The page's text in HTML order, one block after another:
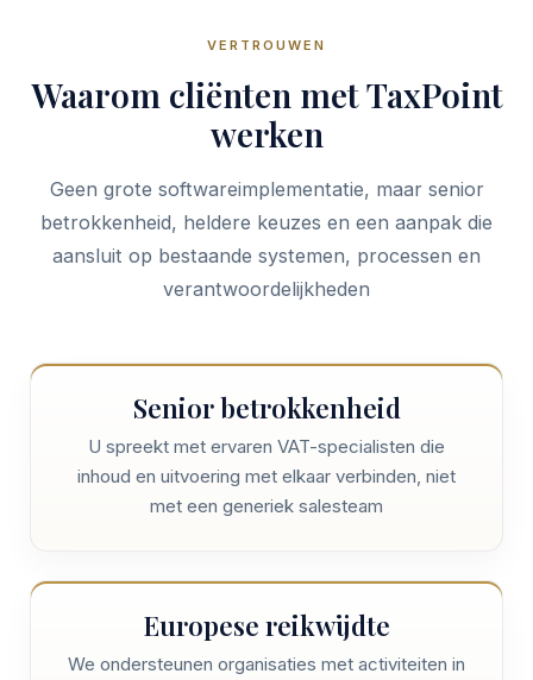
VERTROUWEN
Waarom cliënten met TaxPoint
werken
Geen grote softwareimplementatie, maar senior
betrokkenheid, heldere keuzes en een aanpak die
aansluit op bestaande systemen, processen en
verantwoordelijkheden
Senior betrokkenheid
U spreekt met ervaren VAT-specialisten die
inhoud en uitvoering met elkaar verbinden, niet
met een generiek salesteam
Europese reikwijdte
We ondersteunen organisaties met activiteiten in